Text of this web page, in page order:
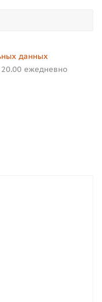
данных
ежедневно